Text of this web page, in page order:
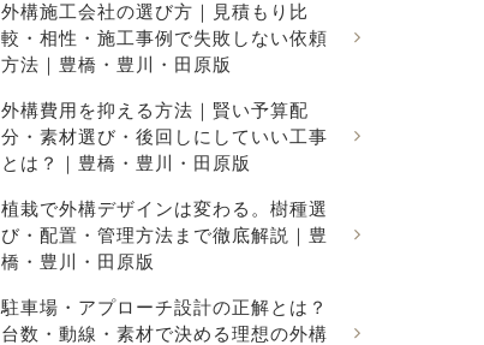
外構施工会社の選び方｜見積もり比
較・相性・施工事例で失敗しない依頼
方法｜豊橋・豊川・田原版
外構費用を抑える方法｜賢い予算配
分・素材選び・後回しにしていい工事
とは？｜豊橋・豊川・田原版
植栽で外構デザインは変わる。樹種選
び・配置・管理方法まで徹底解説｜豊
橋・豊川・田原版
駐車場・アプローチ設計の正解とは？
台数・動線・素材で決める理想の外構